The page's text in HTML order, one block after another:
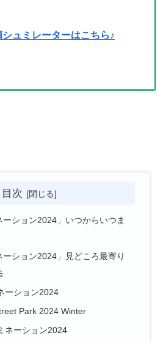
ュミレーターはこちら♪
目次
ーション2024」いつからいつま
ーション2024」見どころ最寄り
ーション2024
Park 2024 Winter
ネーション2024